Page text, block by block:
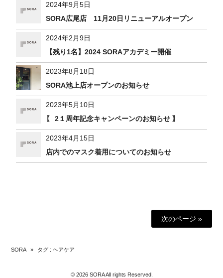
2024年9月5日
SORA広尾店 11月20日リニューアルオープン
2024年2月9日
【残り1名】2024 SORAアカデミー開催
2023年8月18日
SORA池上店オープンのお知らせ
2023年5月10日
〖 2１周年記念キャンペーンのお知らせ 〗
2023年4月15日
店内でのマスク着用についてのお知らせ
次のページ »
SORA » タグ : ヘアケア
© 2026 SORA All rights Reserved.